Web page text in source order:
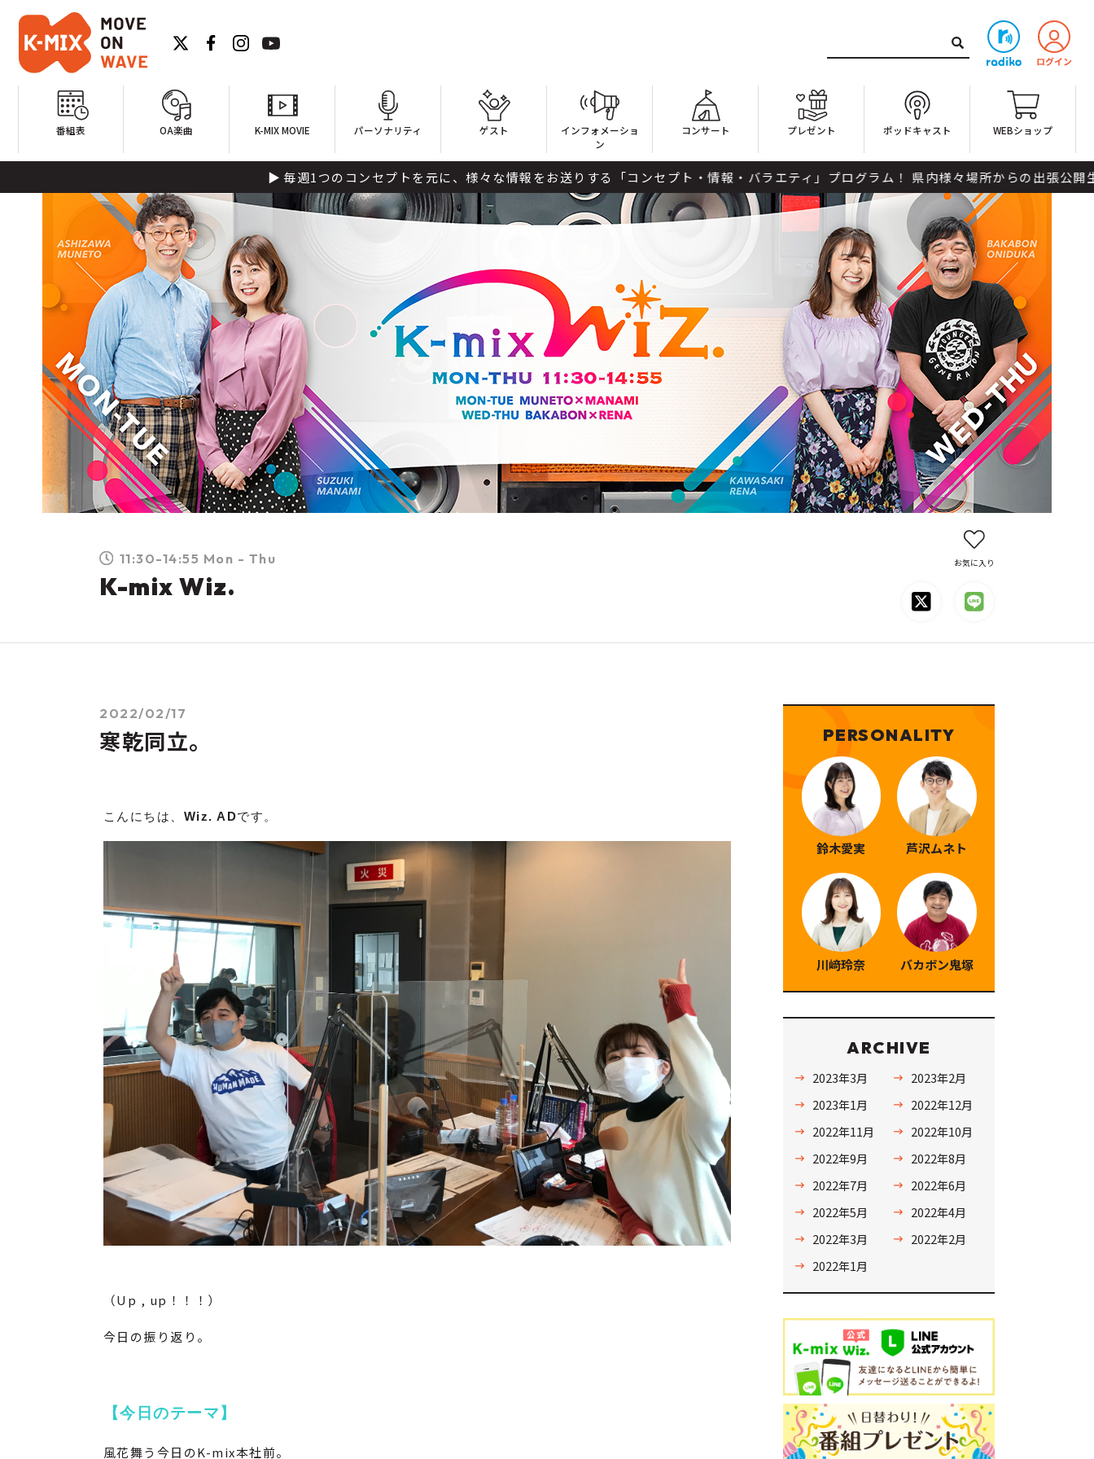
番組表 OA楽曲 K-MIX MOVIE パーソナリティ ゲスト
インフォメーショ
ン
コンサート プレゼント ポッドキャスト WEBショップ
毎週1つのコンセプトを元に、様々な情報をお送りする「コンセプト・情報・バラエティ」プログラム！ 県内様々場所からの出張公開生放送も、番組
11:30-14:55 Mon - Thu
K-mix Wiz.
お気に入り
2022/02/17
寒乾同立。
こんにちは、 Wiz. ADです。
（Up , up！！！）
今日の振り返り。
【今日のテーマ】
風花舞う今日のK-mix本社前。
PERSONALITY
鈴木愛実 芦沢ムネト
川﨑玲奈 バカボン鬼塚
ARCHIVE
2023年3月
2023年2月
2023年1月
2022年12月
2022年11月
2022年10月
2022年9月
2022年8月
2022年7月
2022年6月
2022年5月
2022年4月
2022年3月
2022年2月
2022年1月